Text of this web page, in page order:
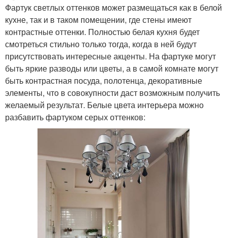
Фартук светлых оттенков может размещаться как в белой
кухне, так и в таком помещении, где стены имеют
контрастные оттенки. Полностью белая кухня будет
смотреться стильно только тогда, когда в ней будут
присутствовать интересные акценты. На фартуке могут
быть яркие разводы или цветы, а в самой комнате могут
быть контрастная посуда, полотенца, декоративные
элементы, что в совокупности даст возможным получить
желаемый результат. Белые цвета интерьера можно
разбавить фартуком серых оттенков: